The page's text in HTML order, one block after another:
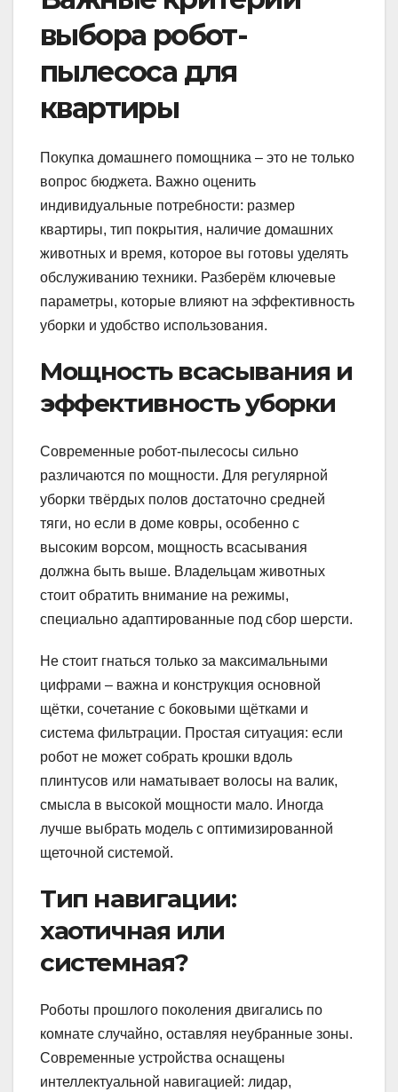
выбора робот-
пылесоса для
квартиры
Покупка домашнего помощника – это не только
вопрос бюджета. Важно оценить
индивидуальные потребности: размер
квартиры, тип покрытия, наличие домашних
животных и время, которое вы готовы уделять
обслуживанию техники. Разберём ключевые
параметры, которые влияют на эффективность
уборки и удобство использования.
Мощность всасывания и
эффективность уборки
Современные робот-пылесосы сильно
различаются по мощности. Для регулярной
уборки твёрдых полов достаточно средней
тяги, но если в доме ковры, особенно с
высоким ворсом, мощность всасывания
должна быть выше. Владельцам животных
стоит обратить внимание на режимы,
специально адаптированные под сбор шерсти.
Не стоит гнаться только за максимальными
цифрами – важна и конструкция основной
щётки, сочетание с боковыми щётками и
система фильтрации. Простая ситуация: если
робот не может собрать крошки вдоль
плинтусов или наматывает волосы на валик,
смысла в высокой мощности мало. Иногда
лучше выбрать модель с оптимизированной
щеточной системой.
Тип навигации:
хаотичная или
системная?
Роботы прошлого поколения двигались по
комнате случайно, оставляя неубранные зоны.
Современные устройства оснащены
интеллектуальной навигацией: лидар,